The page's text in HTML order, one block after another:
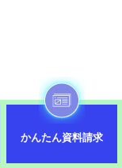
かんたん資料請求